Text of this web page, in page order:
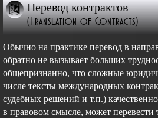
Перевод контрактов
(Translation of Contracts)
Обычно на практике перевод в
обратно не вызывает больших
общепризнанно, что сложные
числе тексты международных
судебных решений и т.п.)
в правовом смысле, может